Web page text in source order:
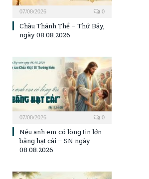
07/08/2026 0
Chầu Thánh Thể – Thứ Bảy,
ngày 08.08.2026
07/08/2026 0
Nếu anh em có lòng tin lớn
bằng hạt cải – SN ngày
08.08.2026